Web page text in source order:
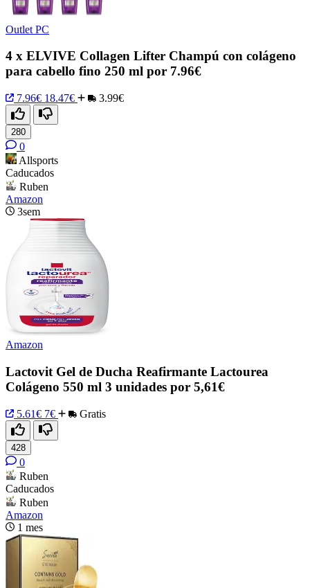
Outlet PC
4 x ELVIVE Collagen Lifter Champú con colágeno
para cabello fino 250 ml por 7.96€
7.96€ 18.47€ 3.99€
280
0
Allsports
Caducados
Ruben
Amazon
3sem
Amazon
Lactovit Gel de Ducha Reafirmante Lactourea
Colágeno 550 ml 3 unidades por 5,61€
5.61€ 7€ Gratis
428
0
Ruben
Caducados
Ruben
Amazon
1 mes